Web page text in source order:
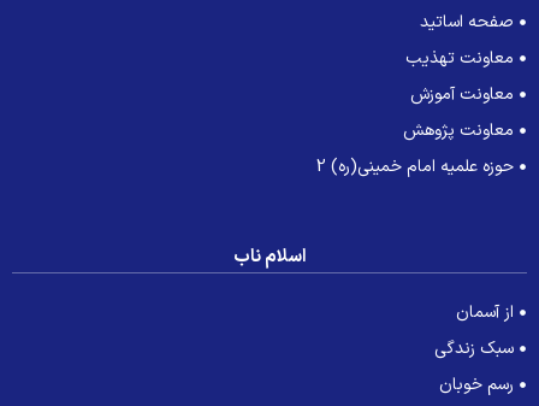
صفحه اساتید
معاونت تهذیب
معاونت آموزش
معاونت پژوهش
حوزه علمیه امام خمینی(ره) 2
اسلام ناب
از آسمان
سبک زندگی
رسم خوبان